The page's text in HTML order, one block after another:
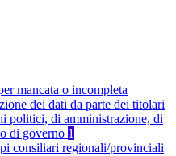
mancata o incompleta
dei dati da parte dei titolari
politici, di amministrazione, di
di governo 1
consiliari regionali/provinciali